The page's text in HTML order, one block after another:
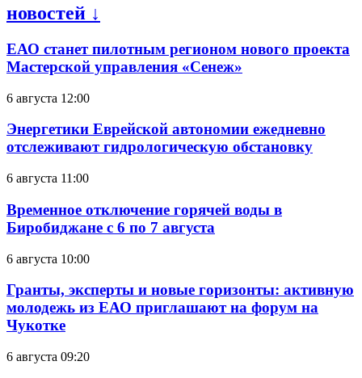
новостей ↓
ЕАО станет пилотным регионом нового проекта
Мастерской управления «Сенеж»
6 августа 12:00
Энергетики Еврейской автономии ежедневно
отслеживают гидрологическую обстановку
6 августа 11:00
Временное отключение горячей воды в
Биробиджане с 6 по 7 августа
6 августа 10:00
Гранты, эксперты и новые горизонты: активную
молодежь из ЕАО приглашают на форум на
Чукотке
6 августа 09:20